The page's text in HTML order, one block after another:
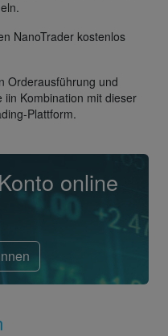
NanoTrader kostenlos
Orderausführung und
Kombination mit dieser
Plattform.
online